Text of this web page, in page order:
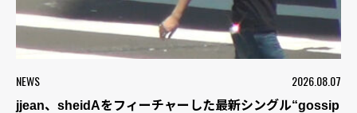
NEWS 2026.08.07
jjean、sheidAをフィーチャーした最新シングル“gossip